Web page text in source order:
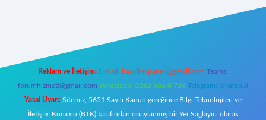
Reklam ve İletişim: E-mail: backlinkpaneli@gmail.com Teams:
forumhizmeti@gmail.com Whatsapp: 0262 606 0 726 Telegram: @karabul
Yasal Uyarı: Sitemiz, 5651 Sayılı Kanun gereğince Bilgi Teknolojileri ve
İletişim Kurumu (BTK) tarafından onaylanmış bir Yer Sağlayıcı olarak